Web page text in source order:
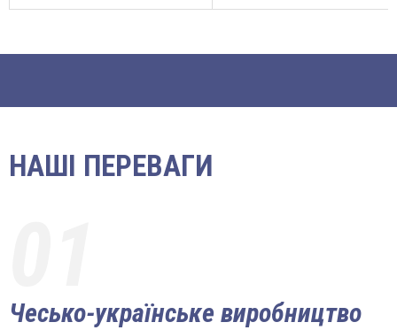
НАШІ ПЕРЕВАГИ
Чесько-українське виробництво